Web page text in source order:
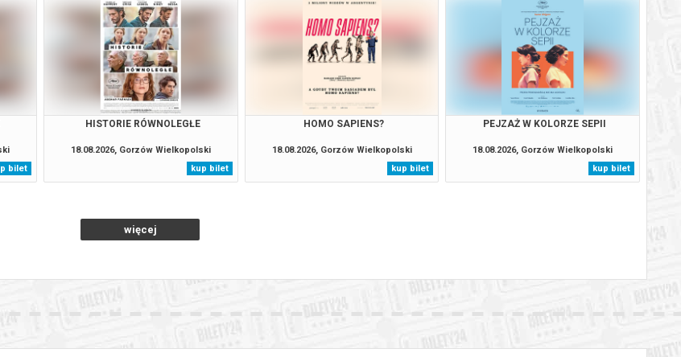
bilet
HISTORIE RÓWNOLEGŁE
18.08.2026, Gorzów Wielkopolski
kup bilet
HOMO SAPIENS?
18.08.2026, Gorzów Wielkopolski
kup bilet
PEJZAŻ W KOLORZE SEPII
18.08.2026, Gorzów Wielkopolski
kup bilet
więcej